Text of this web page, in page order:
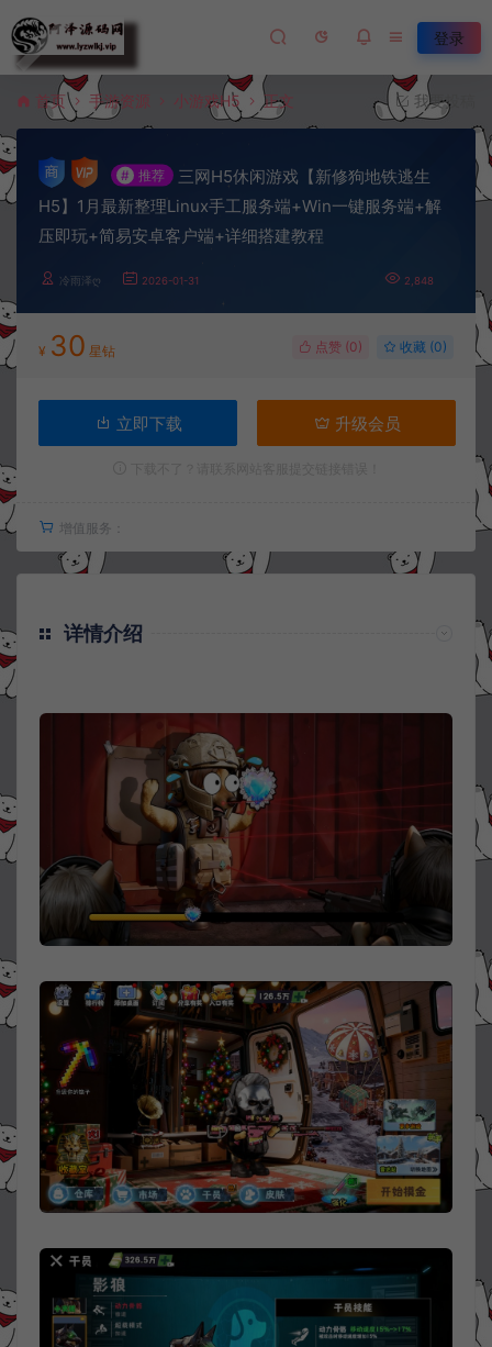
登录
首页 手游资源 小游戏H5 正文 我要投稿
# 推荐
三网H5休闲游戏【新修狗地铁逃生
H5】1月最新整理Linux手工服务端+Win一键服务端+解
压即玩+简易安卓客户端+详细搭建教程
冷雨泽ღ 2026-01-31 2,848
¥ 30 星钻 点赞 (0) 收藏 (0)
立即下载 升级会员
增值服务：
详情介绍